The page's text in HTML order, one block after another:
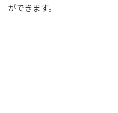
ができます。